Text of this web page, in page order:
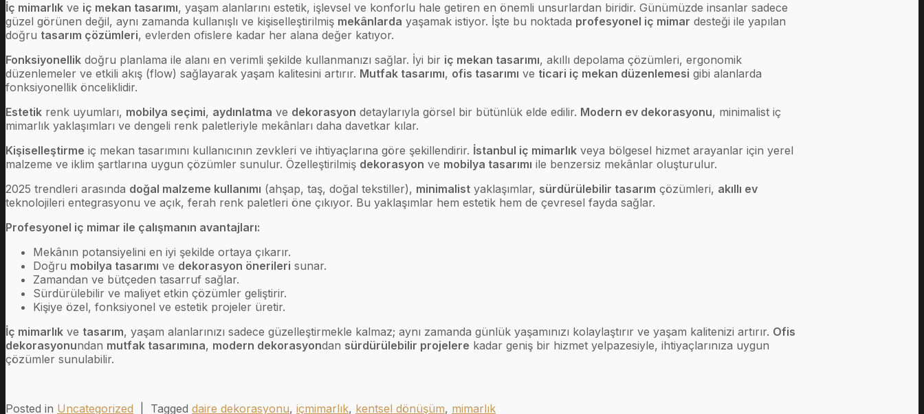
İç mimarlık ve iç mekan tasarımı, yaşam alanlarını estetik, işlevsel ve konforlu hale getiren en önemli unsurlardan biridir. Günümüzde insanlar sadece
güzel görünen değil, aynı zamanda kullanışlı ve kişiselleştirilmiş mekânlarda yaşamak istiyor. İşte bu noktada profesyonel iç mimar desteği ile yapılan
doğru tasarım çözümleri, evlerden ofislere kadar her alana değer katıyor.
Fonksiyonellik doğru planlama ile alanı en verimli şekilde kullanmanızı sağlar. İyi bir iç mekan tasarımı, akıllı depolama çözümleri, ergonomik
düzenlemeler ve etkili akış (flow) sağlayarak yaşam kalitesini artırır. Mutfak tasarımı, ofis tasarımı ve ticari iç mekan düzenlemesi gibi alanlarda
fonksiyonellik önceliklidir.
Estetik renk uyumları, mobilya seçimi, aydınlatma ve dekorasyon detaylarıyla görsel bir bütünlük elde edilir. Modern ev dekorasyonu, minimalist iç
mimarlık yaklaşımları ve dengeli renk paletleriyle mekânları daha davetkar kılar.
Kişiselleştirme iç mekan tasarımını kullanıcının zevkleri ve ihtiyaçlarına göre şekillendirir. İstanbul iç mimarlık veya bölgesel hizmet arayanlar için yerel
malzeme ve iklim şartlarına uygun çözümler sunulur. Özelleştirilmiş dekorasyon ve mobilya tasarımı ile benzersiz mekânlar oluşturulur.
2025 trendleri arasında doğal malzeme kullanımı (ahşap, taş, doğal tekstiller), minimalist yaklaşımlar, sürdürülebilir tasarım çözümleri, akıllı ev
teknolojileri entegrasyonu ve açık, ferah renk paletleri öne çıkıyor. Bu yaklaşımlar hem estetik hem de çevresel fayda sağlar.
Profesyonel iç mimar ile çalışmanın avantajları:
Mekânın potansiyelini en iyi şekilde ortaya çıkarır.
Doğru mobilya tasarımı ve dekorasyon önerileri sunar.
Zamandan ve bütçeden tasarruf sağlar.
Sürdürülebilir ve maliyet etkin çözümler geliştirir.
Kişiye özel, fonksiyonel ve estetik projeler üretir.
İç mimarlık ve tasarım, yaşam alanlarınızı sadece güzelleştirmekle kalmaz; aynı zamanda günlük yaşamınızı kolaylaştırır ve yaşam kalitenizi artırır. Ofis
dekorasyonundan mutfak tasarımına, modern dekorasyondan sürdürülebilir projelere kadar geniş bir hizmet yelpazesiyle, ihtiyaçlarınıza uygun
çözümler sunulabilir.
Posted in Uncategorized Tagged daire dekorasyonu, içmimarlık, kentsel dönüşüm, mimarlık